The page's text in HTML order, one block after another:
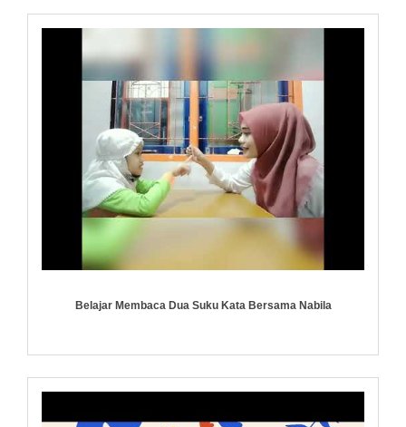
Belajar Membaca Dua Suku Kata Bersama Nabila